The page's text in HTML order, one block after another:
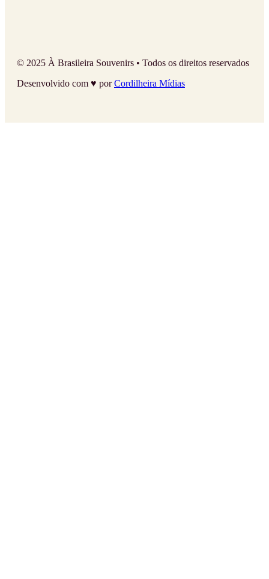
© 2025 À Brasileira Souvenirs • Todos os direitos reservados
Desenvolvido com ♥ porCordilheira Mídias